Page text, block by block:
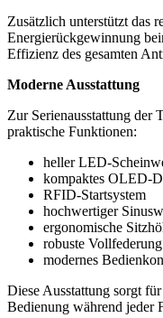
Zusätzlich unterstützt das
Energierückgewinnung
Effizienz des gesamten
Moderne Ausstattung
Zur Serienausstattung der
praktische Funktionen:
heller LED-
kompaktes OLED-
RFID-Startsystem
hochwertiger
ergonomische
robuste Vollfederung
modernes
Diese Ausstattung sorgt
Bedienung während jeder